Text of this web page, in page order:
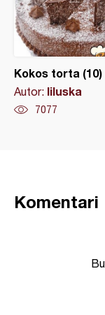
Kokos torta (10)
Autor: liluska
7077
Komentari